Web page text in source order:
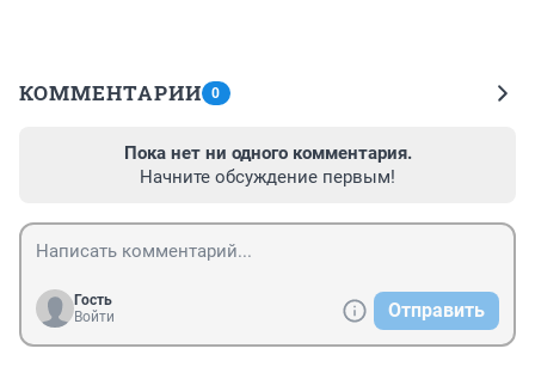
КОММЕНТАРИИ 0
Пока нет ни одного комментария.
Начните обсуждение первым!
Гость
Войти
Отправить